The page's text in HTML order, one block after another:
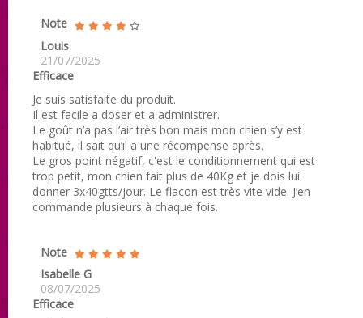
Note
Louis
21/07/2025
Efficace
Je suis satisfaite du produit.
Il est facile a doser et a administrer.
Le goût n’a pas l’air très bon mais mon chien s’y est
habitué, il sait qu’il a une récompense après.
Le gros point négatif, c'est le conditionnement qui est
trop petit, mon chien fait plus de 40Kg et je dois lui
donner 3x40gtts/jour. Le flacon est très vite vide. J’en
commande plusieurs à chaque fois.
Note
Isabelle G
08/07/2025
Efficace